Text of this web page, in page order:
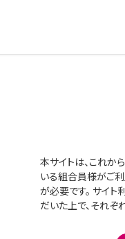
本サイトは、これか
いる組合員様がご
が必要です。 サイ
だいた上で、それぞ